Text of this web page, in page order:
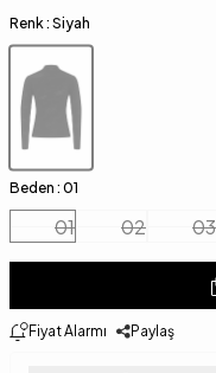
Renk : Siyah
Beden : 01
01 02 03
Fiyat Alarmı Paylaş